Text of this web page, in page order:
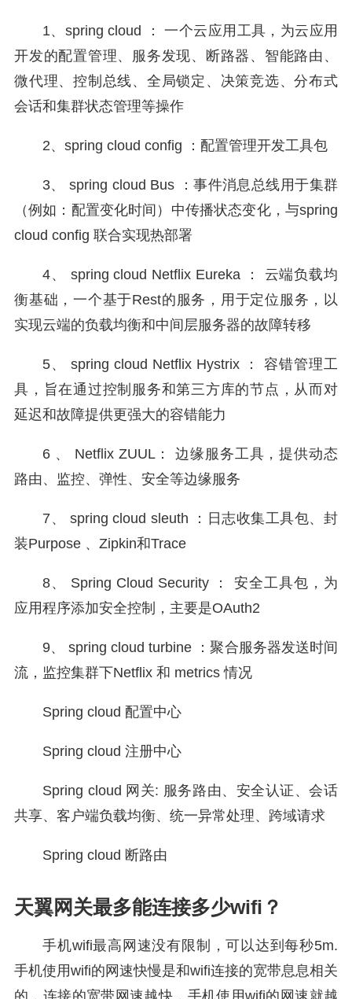
1、spring cloud ： 一个云应用工具，为云应用
开发的配置管理、服务发现、断路器、智能路由、
微代理、控制总线、全局锁定、决策竞选、分布式
会话和集群状态管理等操作
2、spring cloud config ：配置管理开发工具包
3、 spring cloud Bus ：事件消息总线用于集群
（例如：配置变化时间）中传播状态变化，与spring
cloud config 联合实现热部署
4、 spring cloud Netflix Eureka ： 云端负载均
衡基础，一个基于Rest的服务，用于定位服务，以
实现云端的负载均衡和中间层服务器的故障转移
5、 spring cloud Netflix Hystrix ： 容错管理工
具，旨在通过控制服务和第三方库的节点，从而对
延迟和故障提供更强大的容错能力
6 、 Netflix ZUUL： 边缘服务工具，提供动态
路由、监控、弹性、安全等边缘服务
7、 spring cloud sleuth ：日志收集工具包、封
装Purpose 、Zipkin和Trace
8、 Spring Cloud Security ： 安全工具包，为
应用程序添加安全控制，主要是OAuth2
9、 spring cloud turbine ：聚合服务器发送时间
流，监控集群下Netflix 和 metrics 情况
Spring cloud 配置中心
Spring cloud 注册中心
Spring cloud 网关: 服务路由、安全认证、会话
共享、客户端负载均衡、统一异常处理、跨域请求
Spring cloud 断路由
天翼网关最多能连接多少wifi？
手机wifi最高网速没有限制，可以达到每秒5m.
手机使用wifi的网速快慢是和wifi连接的宽带息息相关